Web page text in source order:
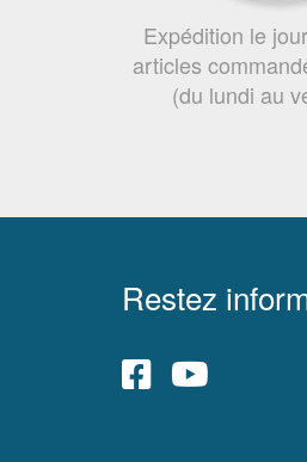
Expédition le
articles
(du lundi au
Restez